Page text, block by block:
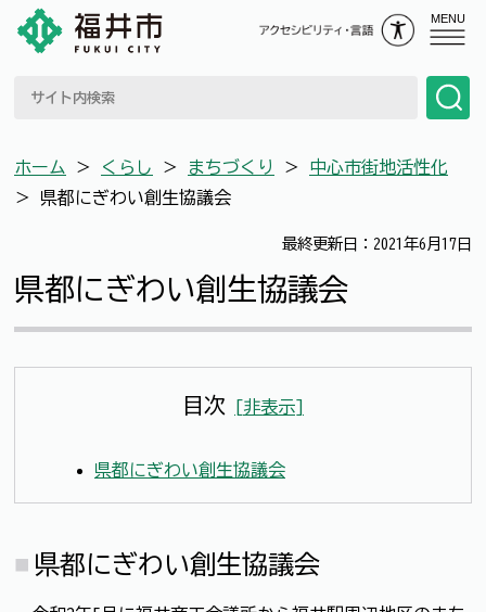
MENU
ホーム ＞ くらし ＞ まちづくり ＞ 中心市街地活性化
＞ 県都にぎわい創生協議会
最終更新日：2021年6月17日
県都にぎわい創生協議会
目次 [非表示]
県都にぎわい創生協議会
県都にぎわい創生協議会